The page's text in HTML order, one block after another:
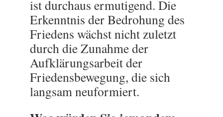
ist durchaus ermutigend. Die
Erkenntnis der Bedrohung des
Friedens wächst nicht zuletzt
durch die Zunahme der
Aufklärungsarbeit der
Friedensbewegung, die sich
langsam neuformiert.